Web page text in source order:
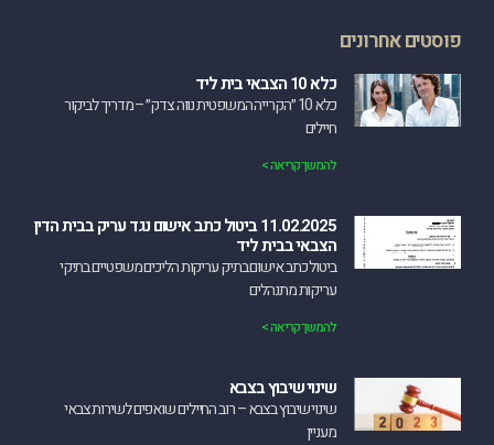
פוסטים אחרונים
כלא 10 הצבאי בית ליד
כלא 10 ״הקרייה המשפטית נווה צדק״ – מדריך לביקור
חיילים
להמשך קריאה >
11.02.2025 ביטול כתב אישום נגד עריק בבית הדין
הצבאי בבית ליד
‏ביטול כתב אישום בתיק עריקות הליכים משפטיים בתיקי
עריקות מתנהלים
להמשך קריאה >
שינוי שיבוץ בצבא
שינוי שיבוץ בצבא – רוב החיילים שואפים לשירות צבאי
מעניין